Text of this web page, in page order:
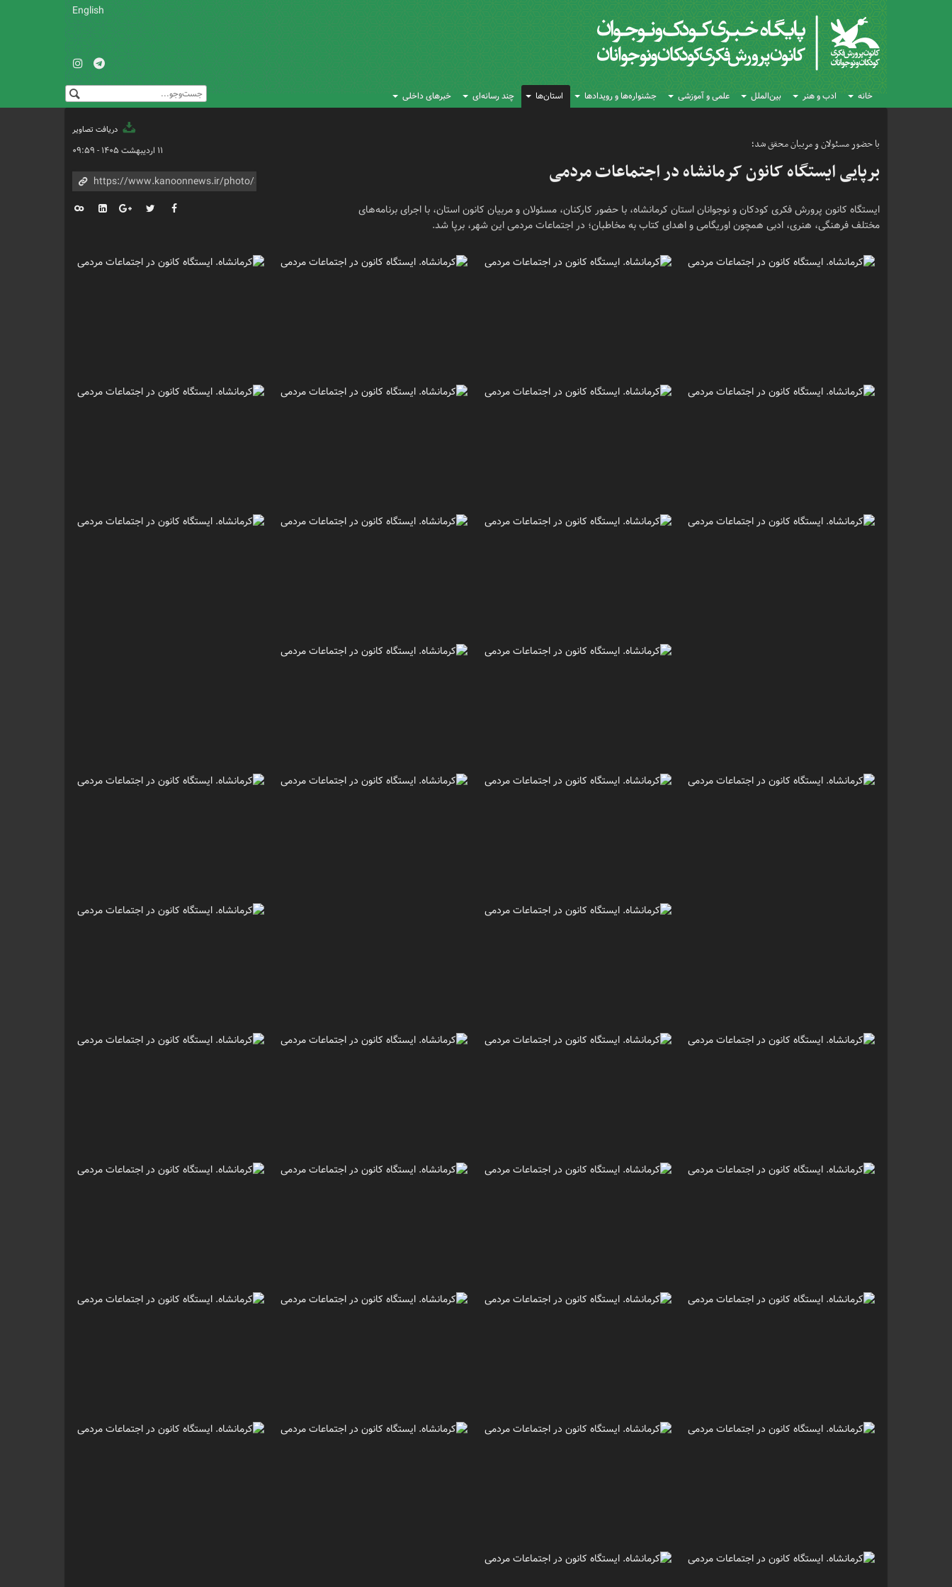
English
خانه ادب و هنر بین‌الملل علمی و آموزشی جشنواره‌ها و رویدادها استان‌ها چند رسانه‌ای خبرهای داخلی
دریافت تصاویر
با حضور مسئولان و مربیان محقق شد؛
برپایی ایستگاه کانون کرمانشاه در اجتماعات مردمی
ایستگاه کانون پرورش فکری کودکان و نوجوانان استان کرمانشاه، با حضور کارکنان، مسئولان و مربیان کانون استان، با اجرای برنامه‌های
مختلف فرهنگی، هنری، ادبی همچون اوریگامی و اهدای کتاب به مخاطبان؛ در اجتماعات مردمی این شهر، برپا شد.
۱۱ اردیبهشت ۱۴۰۵ - ۰۹:۵۹